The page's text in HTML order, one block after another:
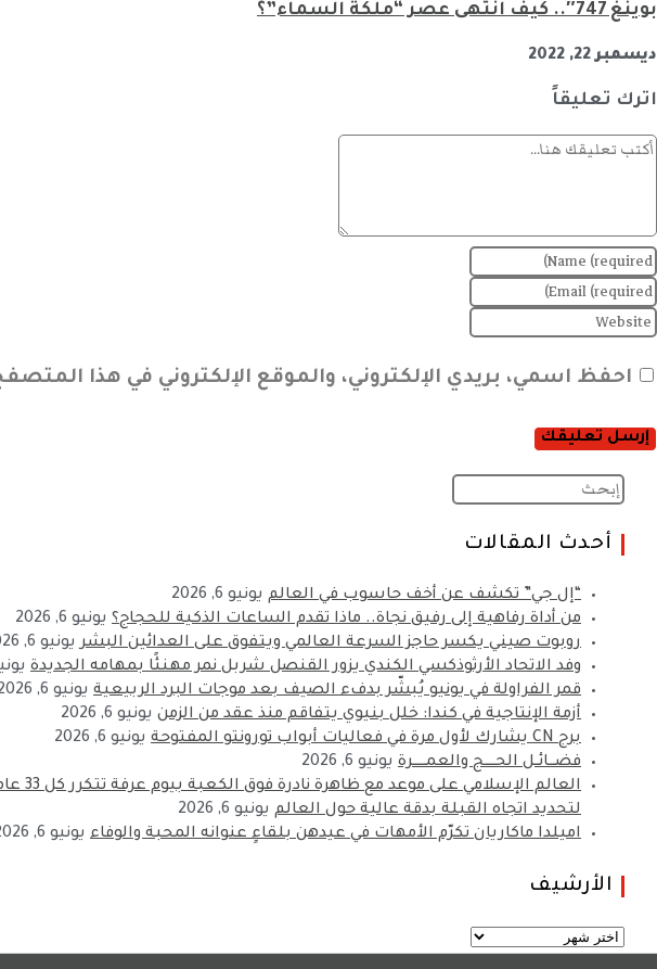
بوينغ 747″.. كيف انتهى عصر “ملكة السماء”؟
ديسمبر 22, 2022
اترك تعليقاً
احفظ اسمي، بريدي الإلكتروني، والموقع الإلكتروني في هذا
أحدث المقالات
“إل جي” تكشف عن أخف حاسوب في العالم يونيو 6, 2026
من أداة رفاهية إلى رفيق نجاة.. ماذا تقدم الساعات الذكية للحجاج؟ يونيو 6, 2026
روبوت صيني يكسر حاجز السرعة العالمي ويتفوق على العدائين البشر يونيو 6, 2026
وفد الاتحاد الأرثوذكسي الكندي يزور القنصل شربل نمر مهنئًا بمهامه الجديدة يونيو 6,
قمر الفراولة في يونيو يُبشّر بدفء الصيف بعد موجات البرد الربيعية يونيو 6, 2026
أزمة الإنتاجية في كندا: خلل بنيوي يتفاقم منذ عقد من الزمن يونيو 6, 2026
برج CN يشارك لأول مرة في فعاليات أبواب تورونتو المفتوحة
يونيو 6, 2026
فضـــائــل الحـــــج والعمــــــرة يونيو 6, 2026
لتحديد اتجاه القبلة بدقة عالية حول العالم يونيو 6, 2026
اميلدا ماكاريان تكرّم الأمهات في عيدهن بلقاءٍ عنوانه المحبة والوفاء يونيو 6, 2026
الأرشيف